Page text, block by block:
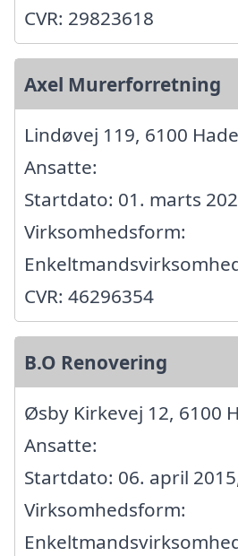
CVR: 29823618
Axel Murerforretning
Lindøvej 119, 6100
Ansatte:
Startdato: 01. marts
Virksomhedsform:
CVR: 46296354
B.O Renovering
Øsby Kirkevej 12, 6100
Ansatte:
Startdato: 06. april
Virksomhedsform: